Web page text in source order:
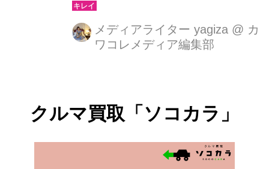
に合わせて、独自開発成分「ルート
W®」を配合した主要4製品がリニュー
アルされ、先行予約販売がスタートし
ル＆新製品発表会が開催され、美容業
さに“美の最前線”といえる熱気に包ま
メディアライター yagiza @ カ
ワコレメディア編集部
クルマ買取「ソコカラ」